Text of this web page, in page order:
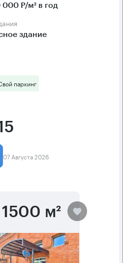
000 Р/м² в год
здание
паркинг
07 Августа 2026
1500 м²